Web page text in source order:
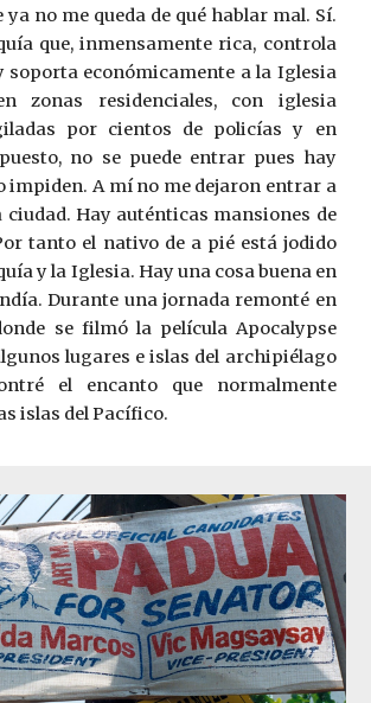
ya ­no me queda de qué hablar mal. Sí.
que, inmensamente rica, controla
soporta económicamente a la Iglesia
zonas residenciales, con iglesia
por cientos de policías y en
no se puede entrar pues hay
impiden. A mí no me dejaron entrar a
ciudad. Hay autén­ticas mansiones de
tanto el nativo de a pié está jodido
y la Iglesia. Hay una cosa buena en
Durante una jornada remonté en
se filmó la película ­Apocalypse
lugares e islas del archipiélago
el encanto que normalmente
islas del Pacífico.